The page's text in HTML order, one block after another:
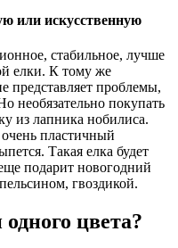
или искусственную
стабильное, лучше
елки. К тому же
представляет проблемы,
необязательно покупать
из лапника нобилиса.
пластичный
Такая елка будет
подарит новогодний
гвоздикой.
цвета?